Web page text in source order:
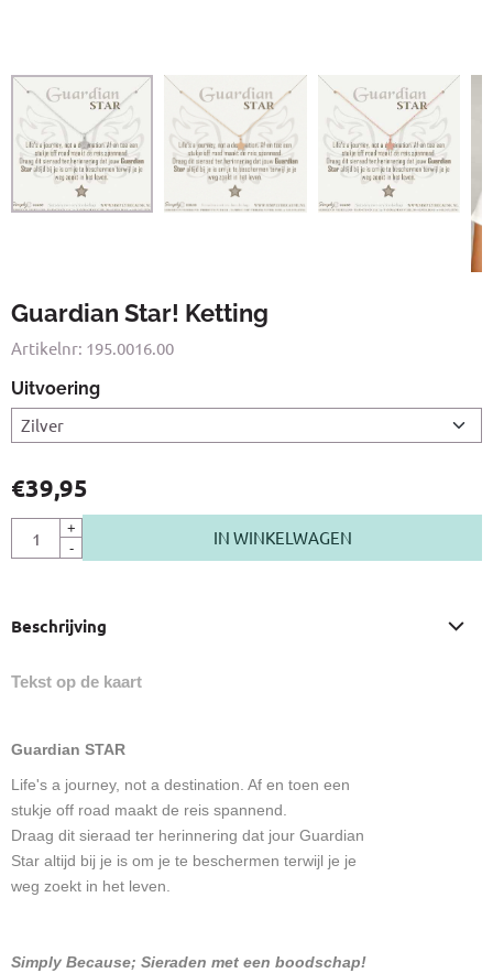
Guardian Star! Ketting
Artikelnr: 195.0016.00
Uitvoering
€39,95
+
-
IN WINKELWAGEN
Beschrijving
Tekst op de kaart
Guardian STAR
Life's a journey, not a destination. Af en toen een
stukje off road maakt de reis spannend.
Draag dit sieraad ter herinnering dat jour Guardian
Star altijd bij je is om je te beschermen terwijl je je
weg zoekt in het leven.
Simply Because; Sieraden met een boodschap!